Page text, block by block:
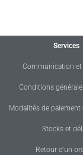
Services
Communication et
Conditions
Modalités de
Stocks et
Retour d'un